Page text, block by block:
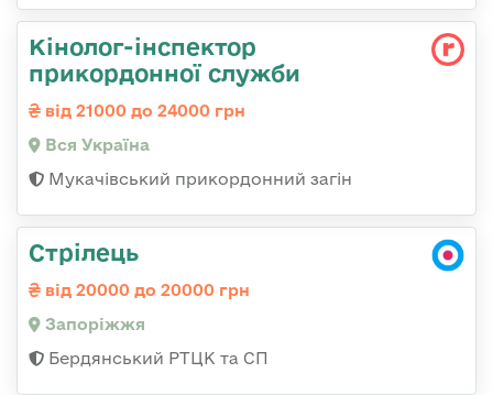
Кінолог-інспектор
прикордонної служби
від 21000 до 24000 грн
Вся Україна
Мукачівський прикордонний загін
Стрілець
від 20000 до 20000 грн
Запоріжжя
Бердянський РТЦК та СП